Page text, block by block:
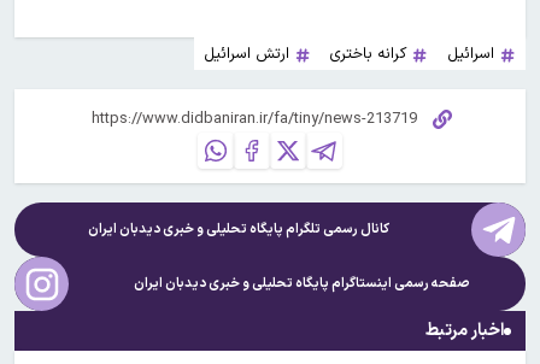
اسرائیل کرانه باختری ارتش اسرائیل
کانال رسمی تلگرام پایگاه تحلیلی و خبریدیدبان ایران
صفحه رسمی اینستاگرام پایگاه تحلیلی و خبریدیدبان ایران
اخبار مرتبط